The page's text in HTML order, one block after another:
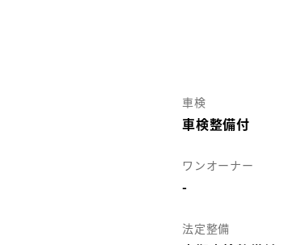
車検
車検整備付
ワンオーナー
-
法定整備